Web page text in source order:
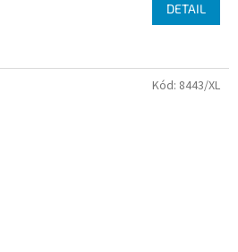
DETAIL
Kód: 8443/XL